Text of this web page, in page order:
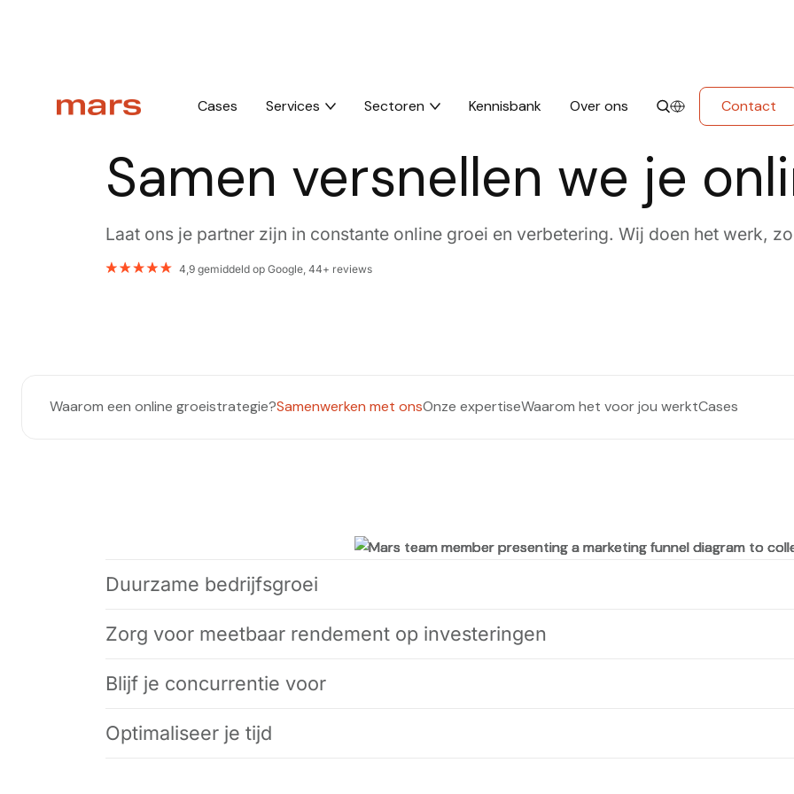
Cases Services Sectoren Kennisbank Over ons Contact
Online groeistrategie
Samen versnellen we je
Laat ons je partner zijn in constante online groei en verbetering. Wij doen het werk,
4,9 gemiddeld op Google, 44+ reviews
Waarom een online groeistrategie?Samenwerken met onsOnze expertiseWaarom het voor jou werktCases
Duurzame bedrijfsgroei
Zorg voor meetbaar rendement op investeringen
Blijf je concurrentie voor
Optimaliseer je tijd